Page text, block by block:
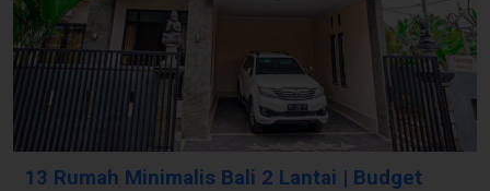
13 Rumah Minimalis Bali 2 Lantai | Budget